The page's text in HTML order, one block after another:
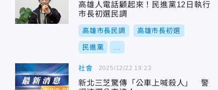
高雄人電話顧起來！民進黨12日執行
市長初選民調
高雄市長民調 高雄市長初選
民進黨
社會
新北三芝驚傳「公車上喊殺人」 警
2025/12/22 19:23